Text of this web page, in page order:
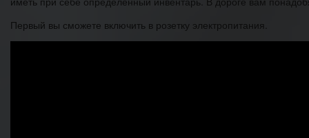
Первый вы сможете включить в розетку электропитания.